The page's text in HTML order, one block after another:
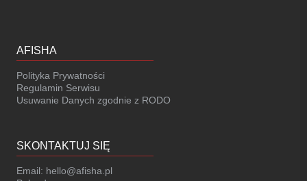
AFISHA
Polityka Prywatności
Regulamin Serwisu
Usuwanie Danych zgodnie z RODO
SKONTAKTUJ SIĘ
Email: hello@afisha.pl